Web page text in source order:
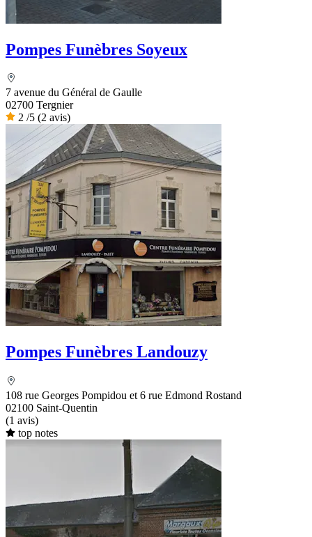
Pompes Funèbres Soyeux
7 avenue du Général de Gaulle
02700 Tergnier
2 /5 (2 avis)
Pompes Funèbres Landouzy
108 rue Georges Pompidou et 6 rue Edmond Rostand
02100 Saint-Quentin
(1 avis)
top notes